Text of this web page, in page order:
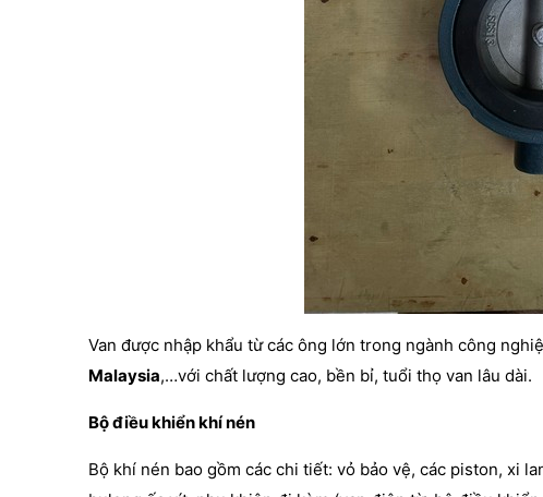
Van được nhập khẩu từ các ông lớn trong ngành công
Malaysia,…với chất lượng cao, bền bỉ, tuổi thọ van lâu dài.
Bộ điều khiển khí nén
Bộ khí nén bao gồm các chi tiết: vỏ bảo vệ, các piston, xi